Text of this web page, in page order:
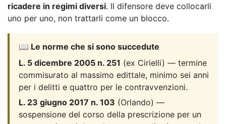
ricadere in regimi diversi. Il difensore deve collocarli
uno per uno, non trattarli come un blocco.
📖 Le norme che si sono succedute
L. 5 dicembre 2005 n. 251 (ex Cirielli) — termine
commisurato al massimo edittale, minimo sei anni
per i delitti e quattro per le contravvenzioni.
L. 23 giugno 2017 n. 103 (Orlando) —
sospensione del corso della prescrizione per un